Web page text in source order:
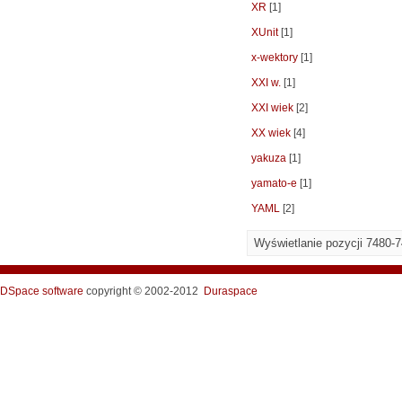
XR [1]
XUnit[1]
x-wektory [1]
XXI w. [1]
XXI wiek [2]
XX wiek [4]
yakuza [1]
yamato-e [1]
YAML [2]
Wyświetlanie pozycji 7480-
DSpace software copyright © 2002-2012 Duraspace